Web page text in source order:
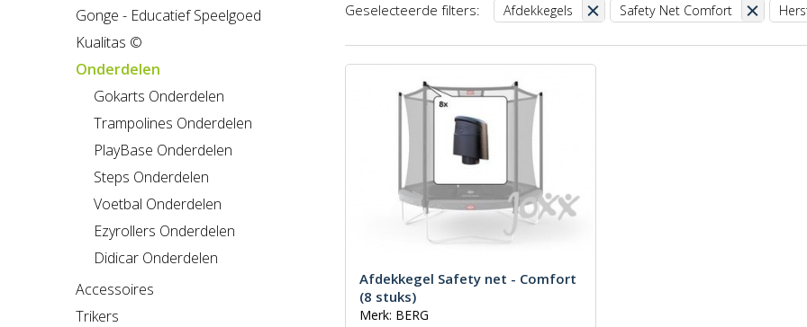
Gonge - Educatief Speelgoed
Kualitas ©
Onderdelen
Gokarts Onderdelen
Trampolines Onderdelen
PlayBase Onderdelen
Steps Onderdelen
Voetbal Onderdelen
Ezyrollers Onderdelen
Didicar Onderdelen
Accessoires
Trikers
Prijs laag-hoog
Prijs hoog-laag
Recentst
Geselecteerde filters: Afdekkegels Safety Net Comfort
Afdekkegel Safety net - Comfort
(8 stuks)
Merk: BERG